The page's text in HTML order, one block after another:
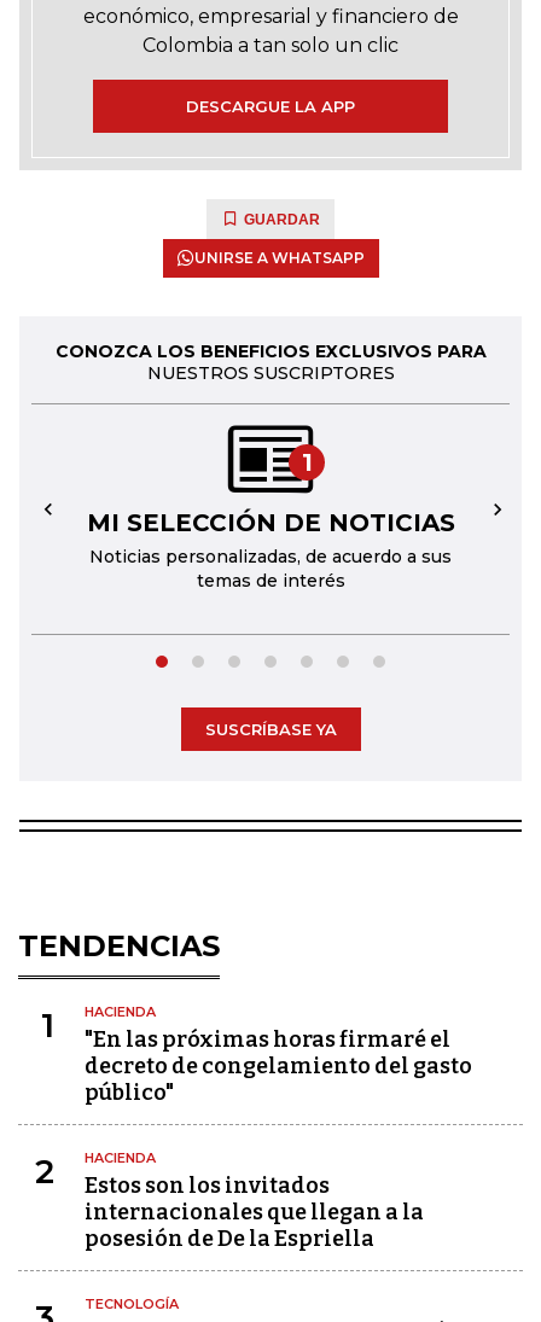
económico, empresarial y financiero de
Colombia a tan solo un clic
DESCARGUE LA APP
GUARDAR
UNIRSE A WHATSAPP
CONOZCA LOS BENEFICIOS EXCLUSIVOS PARA
NUESTROS SUSCRIPTORES
1
MI SELECCIÓN DE NOTICIAS
Noticias personalizadas, de acuerdo a sus
temas de interés
← →
SUSCRÍBASE YA
TENDENCIAS
1 HACIENDA
"En las próximas horas firmaré el
decreto de congelamiento del gasto
público"
2 HACIENDA
Estos son los invitados
internacionales que llegan a la
posesión de De la Espriella
TECNOLOGÍA